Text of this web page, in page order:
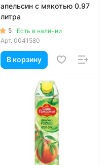
апельсин с мякотью 0.97
литра
5
Есть в наличии
Арт. 0041580
В корзину